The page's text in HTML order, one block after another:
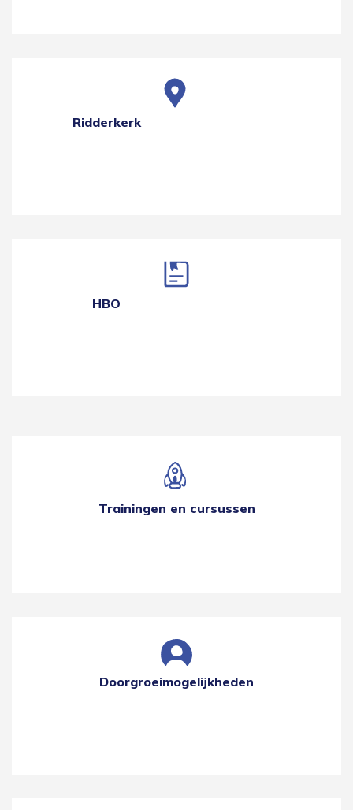
Ridderkerk
HBO
Trainingen en cursussen
Doorgroeimogelijkheden